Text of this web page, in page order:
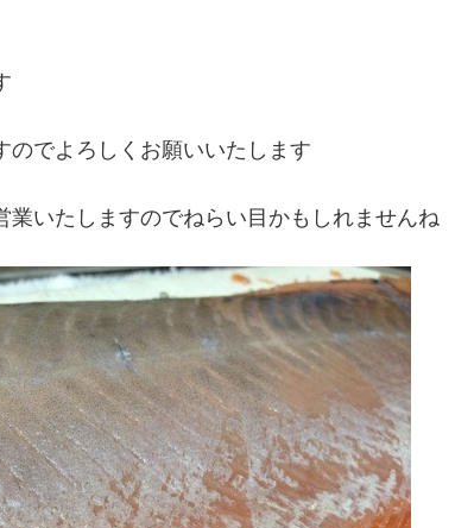
のでよろしくお願いいたします
業いたしますのでねらい目かもしれませんね